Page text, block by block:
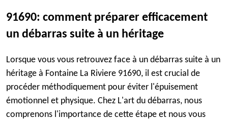
91690: comment préparer efficacement
un débarras suite à un héritage
Lorsque vous vous retrouvez face à un débarras suite à un
héritage à Fontaine La Riviere 91690, il est crucial de
procéder méthodiquement pour éviter l'épuisement
émotionnel et physique. Chez L'art du débarras, nous
comprenons l'importance de cette étape et nous vous